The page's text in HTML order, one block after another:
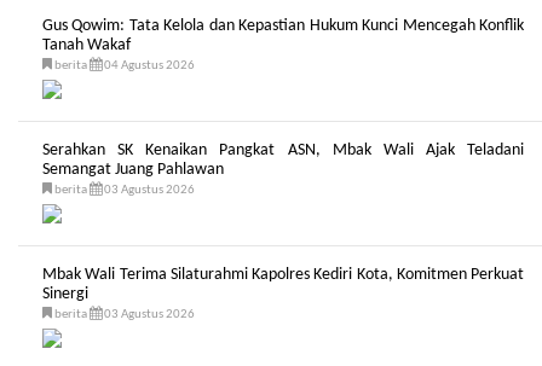
Gus Qowim: Tata Kelola dan Kepastian Hukum Kunci Mencegah Konflik
Tanah Wakaf
berita 04 Agustus 2026
Serahkan SK Kenaikan Pangkat ASN, Mbak Wali Ajak Teladani
Semangat Juang Pahlawan
berita 03 Agustus 2026
Mbak Wali Terima Silaturahmi Kapolres Kediri Kota, Komitmen Perkuat
Sinergi
berita 03 Agustus 2026